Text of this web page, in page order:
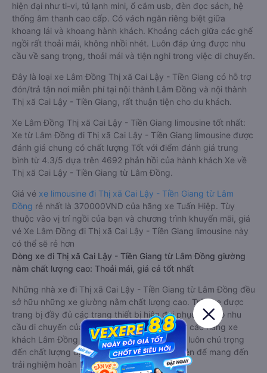
hiện đại như ti-vi, tủ lạnh mini, ổ cắm usb, đèn đọc sách, hệ
thống âm thanh cao cấp. Có vách ngăn riêng biệt giữa
khoang lái và khoang hành khách. Khoảng cách giữa các ghế
ngồi rất thoải mái, không nhồi nhét. Luôn đáp ứng được nhu
cầu về sang trọng, thoải mái và tiện nghi trong việc di chuyển.
Đây là loại xe Lâm Đồng Thị xã Cai Lậy - Tiền Giang có hỗ trợ
đón/trả tận nơi miễn phí tại nội thành Lâm Đồng và nội thành
Thị xã Cai Lậy - Tiền Giang, rất thuận tiện cho du khách.
Xe Lâm Đồng Thị xã Cai Lậy - Tiền Giang limousine tốt nhất:
Xe từ Lâm Đồng đi Thị xã Cai Lậy - Tiền Giang limousine được
đánh giá chung có chất lượng Tốt với điểm đánh giá trung
bình từ 4.3/5 dựa trên 4692 phản hồi của hành khách Xe về
Thị xã Cai Lậy - Tiền Giang từ Lâm Đồng.
Giá vé xe limousine đi Thị xã Cai Lậy - Tiền Giang từ Lâm
Đồng rẻ nhất là 370000VND của hãng xe Tuấn Hiệp. Tùy
thuộc vào vị trí ngồi của bạn và chương trình khuyến mãi, giá
vé Xe Lâm Đồng đi Thị xã Cai Lậy - Tiền Giang limousine này
có thể sẽ rẻ hơn
Dòng xe đi Thị xã Cai Lậy - Tiền Giang từ Lâm Đồng giường
nằm chất lượng cao: Thoải mái, giá cả tốt nhất
Những nhà xe đi Thị xã Cai Lậy - Tiền Giang từ Lâm Đồng đều
sở hữu những xe giường nằm chất lượng cao. Trên xe được
trang bị đầy đủ các trang thiết bị hiện đại phục vụ cho nhu
cầu di chuyển của hành khách. Bên cạnh đó, các hãng xe
khách Lâm Đồng Thị xã Cai Lậy - Tiền Giang luôn chú trọng
đến chất lượng dịch vụ, không ngừng cải thiện để mang đến
trải nghiệm hoàn hảo cho hành khách.